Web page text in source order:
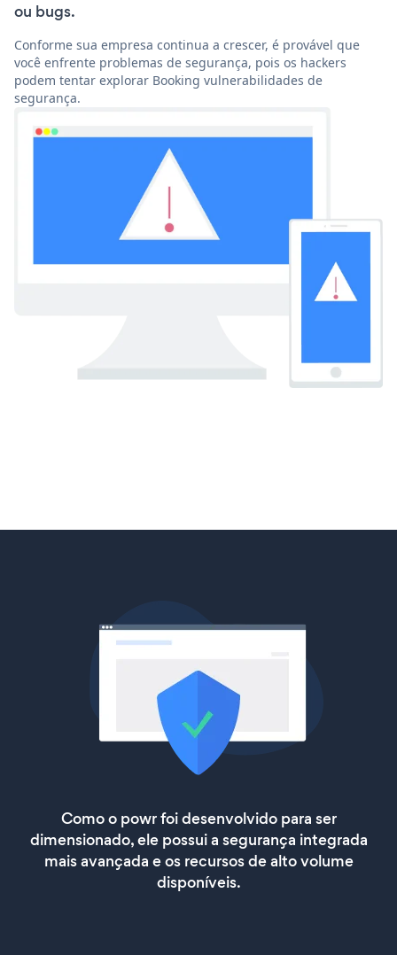
ou bugs.
Conforme sua empresa continua a crescer, é provável que
você enfrente problemas de segurança, pois os hackers
podem tentar explorar Booking vulnerabilidades de
segurança.
Como o powr foi desenvolvido para ser
dimensionado, ele possui a segurança integrada
mais avançada e os recursos de alto volume
disponíveis.